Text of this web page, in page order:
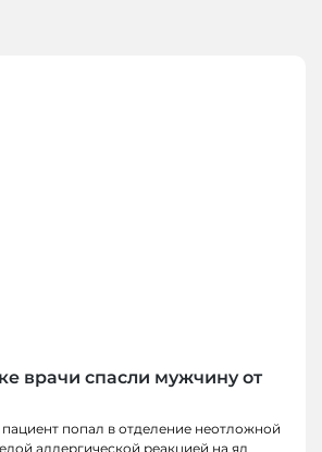
врачи спасли мужчину от
попал в отделение неотложной
аллергической реакцией на яд